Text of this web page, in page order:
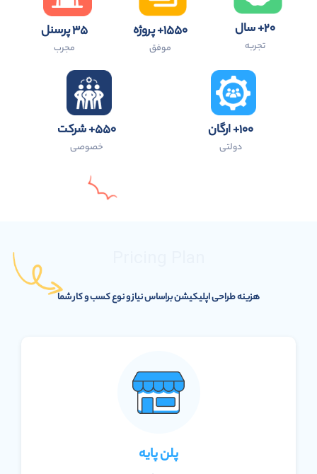
۲۰+ سال
تجربه
۱۵۵۰+ پروژه
موفق
۳۵ پرسنل
مجرب
۱۰۰+ ارگان
دولتی
۵۵۰+ شرکت
خصوصی
هزینه طراحی اپلیکیشن براساس نیاز و نوع کسب و کار شما
پلن پایه